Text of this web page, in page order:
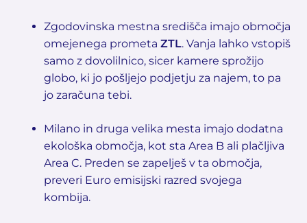
Zgodovinska mestna središča imajo območja
omejenega prometa ZTL. Vanja lahko vstopiš
samo z dovolilnico, sicer kamere sprožijo
globo, ki jo pošljejo podjetju za najem, to pa
jo zaračuna tebi.
Milano in druga velika mesta imajo dodatna
ekološka območja, kot sta Area B ali plačljiva
Area C. Preden se zapelješ v ta območja,
preveri Euro emisijski razred svojega
kombija.